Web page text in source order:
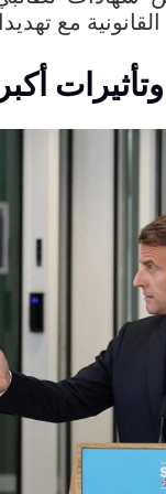
القانونية مع
وتأثيرات